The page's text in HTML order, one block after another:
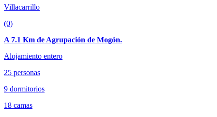
Villacarrillo
(0)
A 7.1 Km de Agrupación de Mogón.
Alojamiento entero
25 personas
9 dormitorios
18 camas